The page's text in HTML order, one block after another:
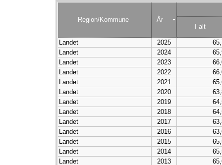
Region/Kommune
År
I alt
Landet 2025
Landet
2024
Landet
2023
Landet
2022
Landet
2021
Landet
2020
Landet
2019
Landet
2018
Landet
2017
Landet
2016
Landet
2015
Landet
2014
Landet
2013